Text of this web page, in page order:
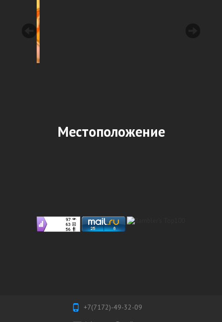
Местоположение
+7(7172)-49-32-09